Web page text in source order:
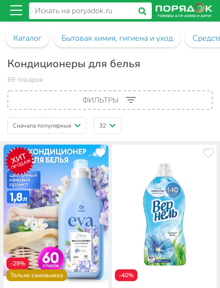
Каталог Бытовая химия, гигиена и уход
Кондиционеры для белья
69 товаров
ФИЛЬТРЫ
Сначала популярные 32
ХИТ
ПРОДАЖ
-29%
Только самовывоз
-40%